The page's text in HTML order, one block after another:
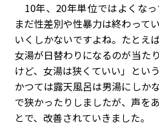
10年、20年単位ではよくなっ
まだ性差別や性暴力は終わって
いくしかないですよね。たとえ
女湯が日替わりになるのが当た
けど、女湯は狭くていい」とい
かつては露天風呂は男湯にしか
で狭かったりしましたが、声を
とで、改善されていきました。